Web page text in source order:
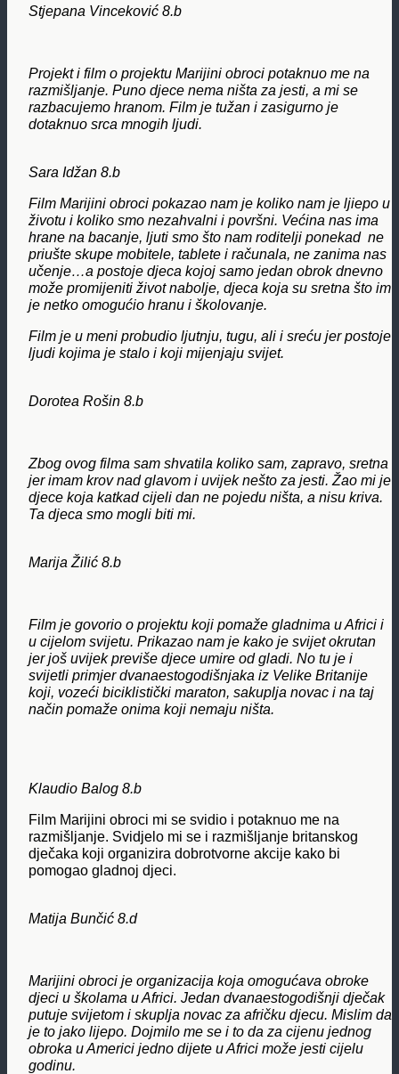
Stjepana Vinceković 8.b
Projekt i film o projektu Marijini obroci potaknuo me na
razmišljanje. Puno djece nema ništa za jesti, a mi se
razbacujemo hranom. Film je tužan i zasigurno je
dotaknuo srca mnogih ljudi.
Sara Idžan 8.b
Film Marijini obroci pokazao nam je koliko nam je ljiepo u
životu i koliko smo nezahvalni i površni. Većina nas ima
hrane na bacanje, ljuti smo što nam roditelji ponekad ne
priušte skupe mobitele, tablete i računala, ne zanima nas
učenje…a postoje djeca kojoj samo jedan obrok dnevno
može promijeniti život nabolje, djeca koja su sretna što im
je netko omogućio hranu i školovanje.
Film je u meni probudio ljutnju, tugu, ali i sreću jer postoje
ljudi kojima je stalo i koji mijenjaju svijet.
Dorotea Rošin 8.b
Zbog ovog filma sam shvatila koliko sam, zapravo, sretna
jer imam krov nad glavom i uvijek nešto za jesti. Žao mi je
djece koja katkad cijeli dan ne pojedu ništa, a nisu kriva.
Ta djeca smo mogli biti mi.
Marija Žilić 8.b
Film je govorio o projektu koji pomaže gladnima u Africi i
u cijelom svijetu. Prikazao nam je kako je svijet okrutan
jer još uvijek previše djece umire od gladi. No tu je i
svijetli primjer dvanaestogodišnjaka iz Velike Britanije
koji, vozeći biciklistički maraton, sakuplja novac i na taj
način pomaže onima koji nemaju ništa.
Klaudio Balog 8.b
Film Marijini obroci mi se svidio i potaknuo me na
razmišljanje. Svidjelo mi se i razmišljanje britanskog
dječaka koji organizira dobrotvorne akcije kako bi
pomogao gladnoj djeci.
Matija Bunčić 8.d
Marijini obroci je organizacija koja omogućava obroke
djeci u školama u Africi. Jedan dvanaestogodišnji dječak
putuje svijetom i skuplja novac za afričku djecu. Mislim da
je to jako lijepo. Dojmilo me se i to da za cijenu jednog
obroka u Americi jedno dijete u Africi može jesti cijelu
godinu.